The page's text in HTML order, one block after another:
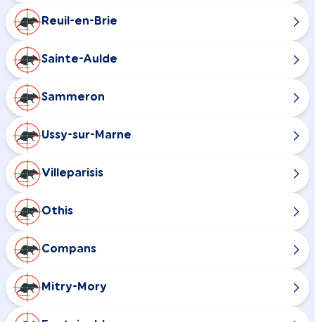
Reuil-en-Brie
Sainte-Aulde
Sammeron
Ussy-sur-Marne
Villeparisis
Othis
Compans
Mitry-Mory